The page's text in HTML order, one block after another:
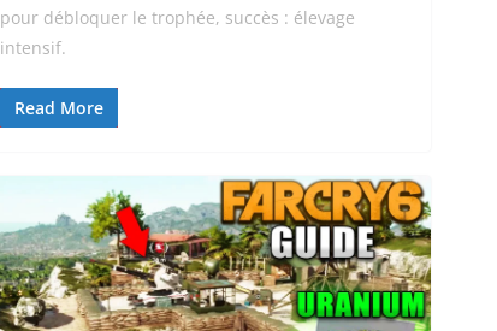
pour débloquer le trophée, succès : élevage
intensif.
Read More